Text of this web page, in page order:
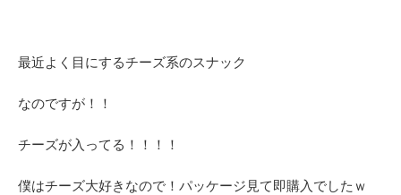
最近よく目にするチーズ系のスナック
なのですが！！
チーズが入ってる！！！！
僕はチーズ大好きなので！パッケージ見て即購入でしたｗ